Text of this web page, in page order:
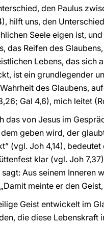
den Paulus
hilft uns, den
Seele eigen ist,
das Reifen des
Lebens, das sich
ist ein grundlegender
des Glaubens,
Gal 4,6), mich leitet
das von Jesus im
geben wird, der
(vgl. Joh 4,14),
klar (vgl. Joh
sagt: Aus seinem Inneren
meinte er den
Geist entwickelt im
die diese Lebenskraft